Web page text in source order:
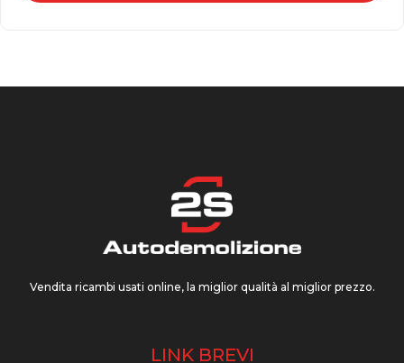
Vendita ricambi usati online, la miglior qualità al miglior prezzo.
LINK BREVI